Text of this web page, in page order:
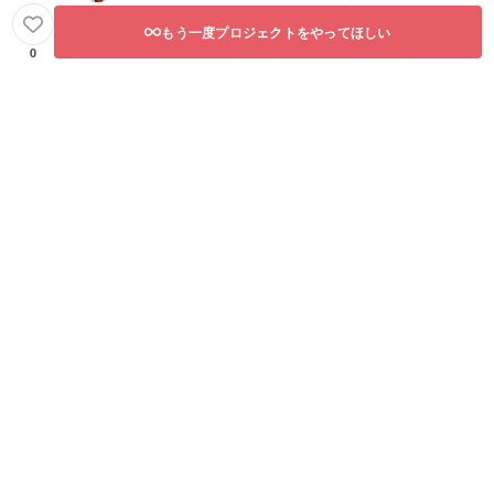
0
もう一度プロジェクトをやってほしい